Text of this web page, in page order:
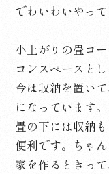
でわいわいやって
小上がりの畳コ
コンスペースと
今は収納を置い
になっています。
畳の下には収納
便利です。ちゃ
家を作るときっ